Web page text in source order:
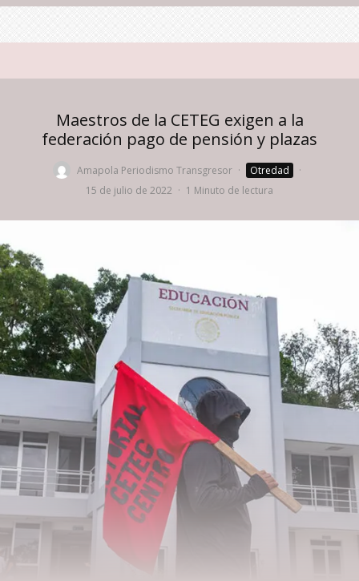
Maestros de la CETEG exigen a la
federación pago de pensión y plazas
Amapola Periodismo Transgresor · Otredad
·
15 de julio de 2022 · 1 Minuto de lectura